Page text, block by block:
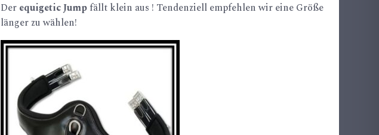
Der equigetic Jumpfällt klein aus ! Tendenziell empfehlen wir eine Größe
länger zu wählen!